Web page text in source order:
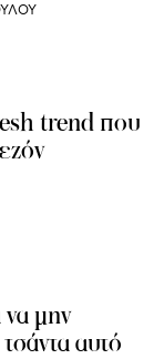
trend που
μην
αυτό